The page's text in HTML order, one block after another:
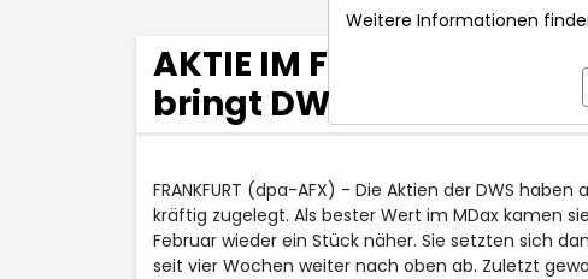
AKTIE IM FOKUS:
bringt DWS wieder
FRANKFURT (dpa-AFX) - Die Aktien der DWS haben
kräftig zugelegt. Als bester Wert im MDax kamen
Februar wieder ein Stück näher. Sie setzten sich
seit vier Wochen weiter nach oben ab. Zuletzt
Weitere Informationen